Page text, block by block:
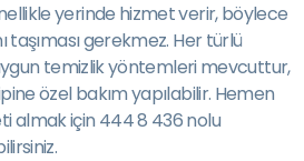
yerinde hizmet verir, böylece
taşıması gerekmez. Her türlü
temizlik yöntemleri mevcuttur,
özel bakım yapılabilir. Hemen
almak için 444 8 436 nolu